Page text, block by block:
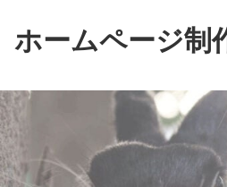
ホームページ制